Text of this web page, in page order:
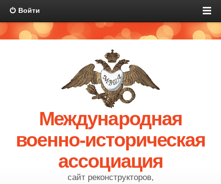
Войти
Международная
военно-историческая
ассоциация
сайт реконструкторов,